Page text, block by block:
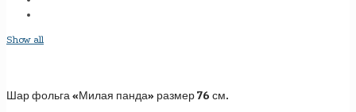
Show all
Шар фольга «Милая панда» размер 76 см.